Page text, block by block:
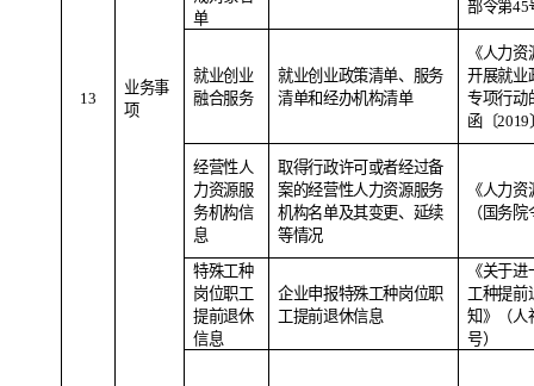
1 3
业务事
项
单
部令第45
就业创业
融合服务
就业创业政策清单、服务
清单和经办机构清单
《人力
开展就业
专项行动
函〔2019
经营性人
力资源服
务机构信
息
取得行政许可或者经过备
案的经营性人力资源服务
机构名单及其变更、延续
等情况
《人力
（国务
特殊工种
岗位职工
提前退休
信息
企业申报特殊工种岗位职
工提前退休信息
《关于
工种提前
知》（人
号）